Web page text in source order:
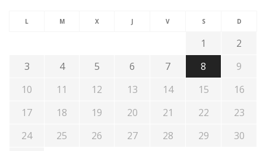
L M X J V S D
1
2
3
4 5 6 7 8
9
10
11 12 13 14 15
16
17
18 19 20 21 22
23
24
25 26 27 28 29
30